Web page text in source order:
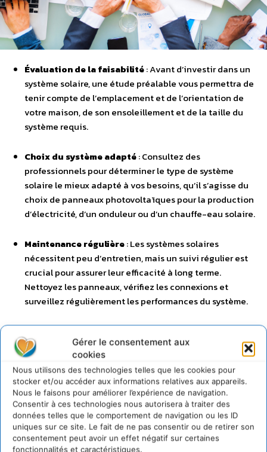
Gérer le consentement aux
cookies
Nous utilisons des technologies telles que les cookies pour
stocker et/ou accéder aux informations relatives aux appareils.
Nous le faisons pour améliorer l’expérience de navigation.
Consentir à ces technologies nous autorisera à traiter des
données telles que le comportement de navigation ou les ID
uniques sur ce site. Le fait de ne pas consentir ou de retirer son
consentement peut avoir un effet négatif sur certaines
fonctionnalités et caractéristiques.
Évaluation de la faisabilité: Avant d’investir dans un
système solaire, une étude préalable vous permettra de
tenir compte de l’emplacement et de l’orientation de
votre maison, de son ensoleillement et de la taille du
système requis.
Choix du système adapté: Consultez des
professionnels pour déterminer le type de système
solaire le mieux adapté à vos besoins, qu’il s’agisse du
choix de panneaux photovoltaïques pour la production
d’électricité, d’un onduleur ou d’un chauffe-eau solaire.
Maintenance régulière: Les systèmes solaires
nécessitent peu d’entretien, mais un suivi régulier est
crucial pour assurer leur efficacité à long terme.
Nettoyez les panneaux, vérifiez les connexions et
surveillez régulièrement les performances du système.
l’énergie solaire, intermittente par nature, envisagez
d’investir dans des solutions de stockage dans des
batteries. Vous pourrez ainsi stocker l’électricité
produite le jour, pendant les périodes ensoleillées, pour
une utilisation de nuit ou ultérieure.
L’adoption de l’énergie solaire par les particuliers offre de
nombreux avantages, tant sur le plan financier que sur